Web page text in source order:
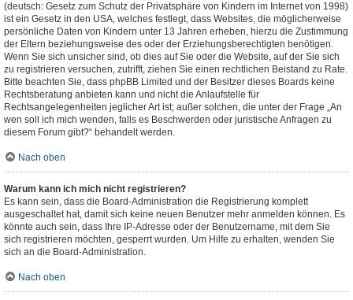
(deutsch: Gesetz zum Schutz der Privatsphäre von Kindern im Internet von 1998)
ist ein Gesetz in den USA, welches festlegt, dass Websites, die möglicherweise
persönliche Daten von Kindern unter 13 Jahren erheben, hierzu die Zustimmung
der Eltern beziehungsweise des oder der Erziehungsberechtigten benötigen.
Wenn Sie sich unsicher sind, ob dies auf Sie oder die Website, auf der Sie sich
zu registrieren versuchen, zutrifft, ziehen Sie einen rechtlichen Beistand zu Rate.
Bitte beachten Sie, dass phpBB Limited und der Besitzer dieses Boards keine
Rechtsberatung anbieten kann und nicht die Anlaufstelle für
Rechtsangelegenheiten jeglicher Art ist; außer solchen, die unter der Frage „An
wen soll ich mich wenden, falls es Beschwerden oder juristische Anfragen zu
diesem Forum gibt?“ behandelt werden.
Nach oben
Warum kann ich mich nicht registrieren?
Es kann sein, dass die Board-Administration die Registrierung komplett
ausgeschaltet hat, damit sich keine neuen Benutzer mehr anmelden können. Es
könnte auch sein, dass Ihre IP-Adresse oder der Benutzername, mit dem Sie
sich registrieren möchten, gesperrt wurden. Um Hilfe zu erhalten, wenden Sie
sich an die Board-Administration.
Nach oben